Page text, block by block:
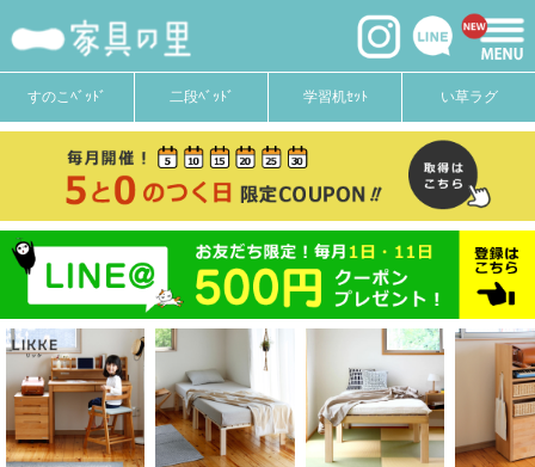
すのこﾍﾞｯﾄﾞ 二段ﾍﾞｯﾄﾞ 学習机ｾｯﾄ い草ラグ